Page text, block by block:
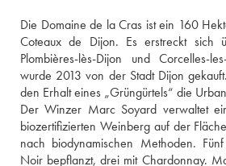
Die Domaine de la Cras ist ein 160
Coteaux de Dijon. Es erstreckt sich
Plombières-lès-Dijon und Corcelles-
wurde 2013 von der Stadt Dijon
den Erhalt eines „Grüngürtels“ die
Der Winzer Marc Soyard verwaltet
biozertifizierten Weinberg auf der
nach biodynamischen Methoden.
Noir bepflanzt, drei mit Chardonnay.